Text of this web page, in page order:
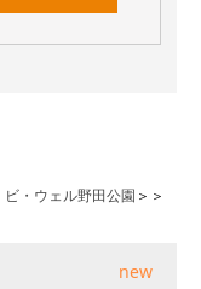
ウェル野田公園 ＞＞
new